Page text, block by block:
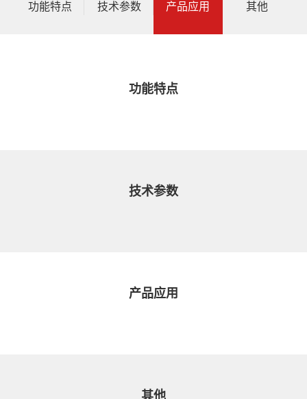
功能特点 技术参数 产品应用 其他
功能特点
技术参数
产品应用
其他